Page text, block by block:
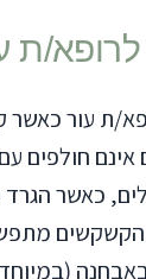
ת
ת עור כאשר
חולפים
כאשר
הקשקשים